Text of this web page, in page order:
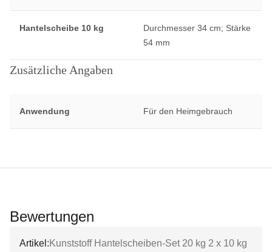
Hantelscheibe 10 kg
Durchmesser 34 cm; Stärke
54 mm
Zusätzliche Angaben
Anwendung Für den Heimgebrauch
Bewertungen
Artikel: Kunststoff Hantelscheiben-Set 20 kg 2 x 10 kg